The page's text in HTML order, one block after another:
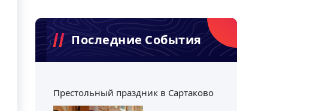
Последние События
Престольный праздник в Сартаково